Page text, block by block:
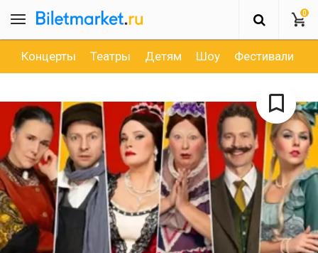
0
Концерты Театры Детям Шоу Фестивали